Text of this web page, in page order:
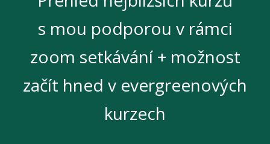
s mou podporou v rámci
zoom setkávání + možnost
začít hned v evergreenových
kurzech